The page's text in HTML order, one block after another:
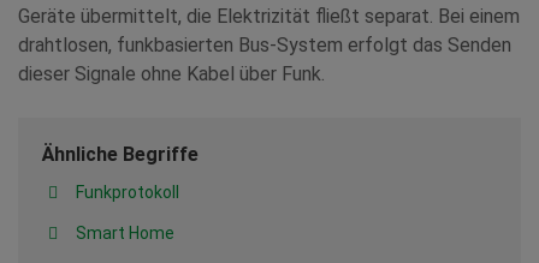
Geräte übermittelt, die Elektrizität fließt separat. Bei einem
drahtlosen, funkbasierten Bus-System erfolgt das Senden
dieser Signale ohne Kabel über Funk.
Ähnliche Begriffe
Funkprotokoll
Smart Home